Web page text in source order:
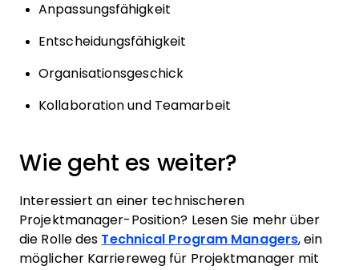
Anpassungsfähigkeit
Entscheidungsfähigkeit
Organisationsgeschick
Kollaboration und Teamarbeit
Wie geht es weiter?
Interessiert an einer technischeren
Projektmanager-Position? Lesen Sie mehr über
die Rolle des Technical Program Managers, ein
möglicher Karriereweg für Projektmanager mit